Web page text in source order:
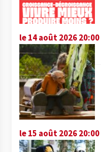
le 14 août 2026 20:00
le 15 août 2026 20:00